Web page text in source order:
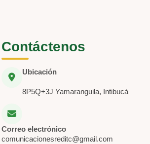
Contáctenos
Ubicación
8P5Q+3J Yamaranguila, Intibucá
Correo electrónico
comunicacionesreditc@gmail.com